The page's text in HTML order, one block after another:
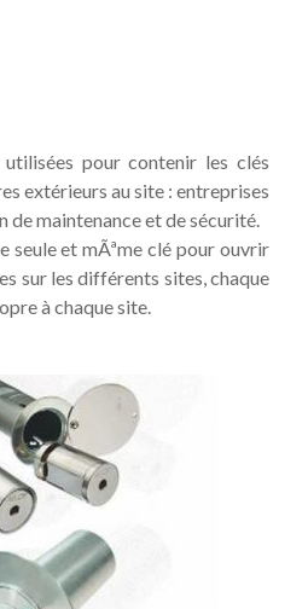
pour contenir les clés
extérieurs au site : entreprises
de maintenance et de sécurité.
seule et mÃªme clé pour ouvrir
sur les différents sites, chaque
à chaque site.